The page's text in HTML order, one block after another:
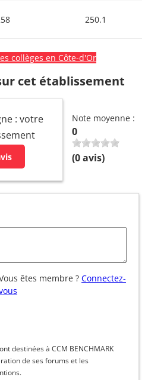
250.1
collèges en Côte-d'Or
cet établissement
: votre
Note moyenne :
0
(0avis)
êtes membre ? Connectez-
destinées à CCM BENCHMARK
de ses forums et les